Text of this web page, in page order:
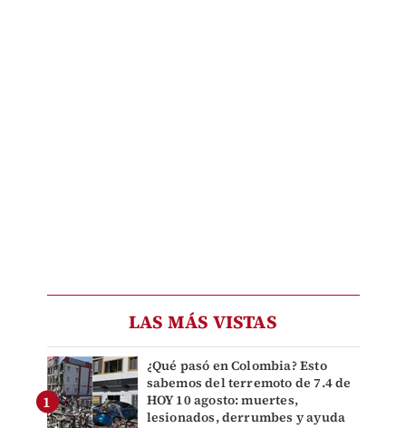
LAS MÁS VISTAS
¿Qué pasó en Colombia? Esto
sabemos del terremoto de 7.4 de
HOY 10 agosto: muertes,
lesionados, derrumbes y ayuda